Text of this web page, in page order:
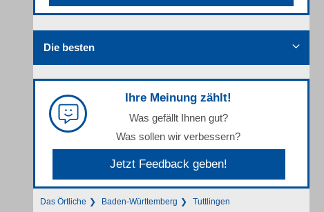
Die besten
Ihre Meinung zählt!
Was gefällt Ihnen gut?
Was sollen wir verbessern?
Jetzt Feedback geben!
Das Örtliche Baden-Württemberg Tuttlingen